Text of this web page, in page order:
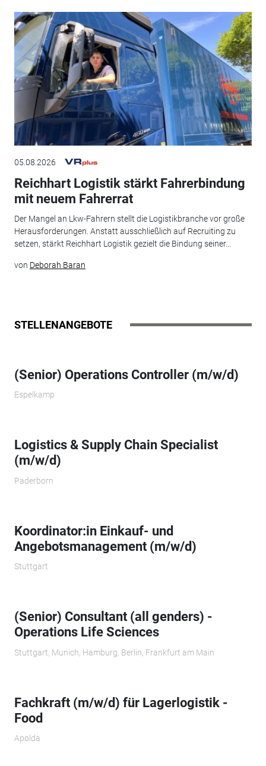
05.08.2026
Reichhart Logistik stärkt Fahrerbindung
mit neuem Fahrerrat
Der Mangel an Lkw-Fahrern stellt die Logistikbranche vor große
Herausforderungen. Anstatt ausschließlich auf Recruiting zu
setzen, stärkt Reichhart Logistik gezielt die Bindung seiner...
von Deborah Baran
STELLENANGEBOTE
(Senior) Operations Controller (m/w/d)
Espelkamp
Logistics & Supply Chain Specialist
(m/w/d)
Paderborn
Koordinator:in Einkauf- und
Angebotsmanagement (m/w/d)
Stuttgart
(Senior) Consultant (all genders) -
Operations Life Sciences
Stuttgart, Munich, Hamburg, Berlin, Frankfurt am Main
Fachkraft (m/w/d) für Lagerlogistik -
Food
Apolda